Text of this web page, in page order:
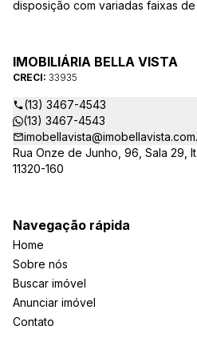
disposição com variadas faixas
ao CRECI-EE – estarão sempre
todas as suas dúvidas sobre
salas comerciais e outros produtos
IMOBILIÁRIA BELLA VISTA
CRECI: 33935
(13) 3467-4543
(13) 3467-4543
Rua Onze de Junho, 96, Sala 29,
11320-160
Navegação rápida
Home
Sobre nós
Buscar imóvel
Anunciar imóvel
Contato